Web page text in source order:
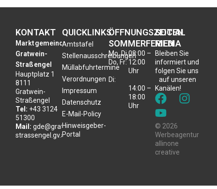
KONTAKT
Marktgemeinde
Gratwein-
Straßengel
Hauptplatz 1
8111
Gratwein-
Straßengel
Tel: +43 3124
51300
Mail: gde@gratwein-
strassengel.gv.at
QUICKLINKS
Amtstafel
Stellenausschreibungen
Müllabfuhrtermine
Verordnungen
Impressum
Datenschutz
E-Mail-Policy
Hinweisgeber-
Portal
ÖFFNUNGSZEITEN
SOMMERFERIEN
Mo, Di,
Do, Fr:
Di:
08:00 –
12:00
Uhr
14:00 –
18:00
Uhr
SOCIAL
MEDIA
Bleiben Sie
informiert und
folgen Sie uns
auf unseren
Kanälen!
© 2026
Werbeagentur
allinone
creative